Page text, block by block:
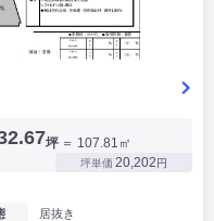
坪 ＝ 107.81㎡
坪単価 20,202円
居抜き